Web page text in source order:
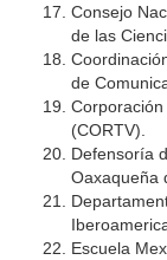
Consejo
de las
de
(CORTV).
Defensoría
Oaxaqueña
Escuela